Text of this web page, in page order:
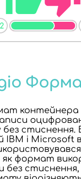
контейнера
без стиснення.
і Microsoft в
як формат
без